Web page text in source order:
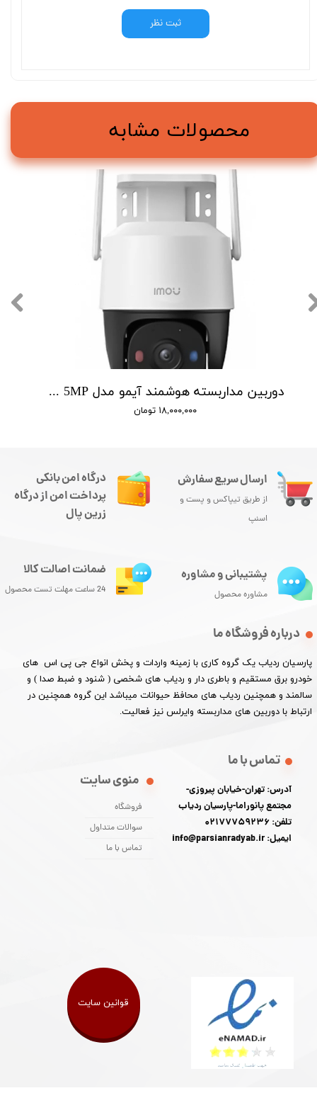
ثبت نظر
دوربین مداربسته هوشمند آیمو مدل Cruiser SC 5MP
۱۸,۰۰۰,۰۰۰ تومان
محصولات مشابه
ارسال سریع سفارش
از طریق تیپاکس و پست و
اسنپ
درباره فروشگاه ما
پارسیان ردیاب یک گروه کاری با زمینه واردات و پخش انواع جی پی اس های
خودرو برق مستقیم و باطری دار و ردیاب های شخصی ( شنود و ضبط صدا ) و
سالمند و همچنین ردیاب های محافظ حیوانات میباشد این گروه همچنین در
ارتباط با دوربین های مداربسته وایرلس نیز فعالیت.​​​​​​​
منوی سایت
فروشگاه
سوالات متداول
تماس با ما
تماس با ما
آدرس: تهران-خیابان پیروزی-
مجتمع پانوراما-پارسیان ردیاب
تلفن: 02177759236
ایمیل: info@parsianradyab.ir
درگاه امن بانکی
پرداخت امن از درگاه
زرین پال
پشتیبانی و مشاوره
مشاوره محصول
ضمانت اصالت کالا
24 ساعت مهلت تست محصول
قوانین سایت